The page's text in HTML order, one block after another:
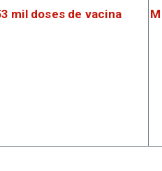
mil doses de vacina